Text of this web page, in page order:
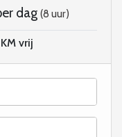
dag (8 uur)
vrij